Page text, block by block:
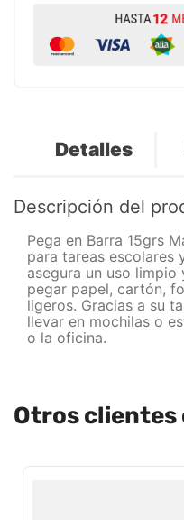
Detalles
Descripción del
Pega en Barra 15grs
para tareas escolares
asegura un uso limpio
pegar papel, cartón,
ligeros. Gracias a su
llevar en mochilas o
o la oficina.
Otros clientes